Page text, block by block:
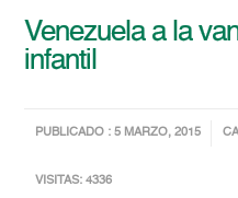
Venezuela a la
infantil
PUBLICADO : 5 MARZO, 2015
VISITAS: 4336